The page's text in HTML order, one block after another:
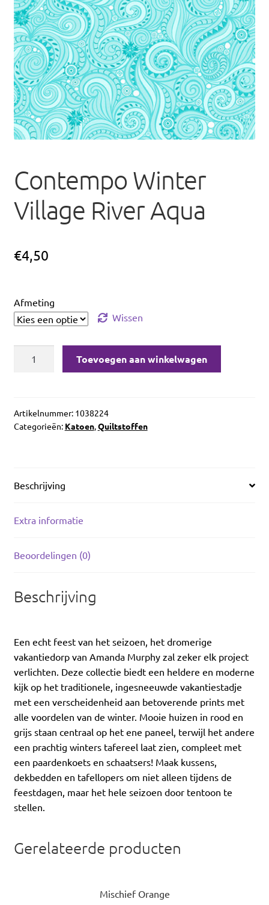
Contempo Winter
Village River Aqua
€4,50
Afmeting
Wissen
Winter
Aqua
aantal
Toevoegen aan winkelwagen
Artikelnummer: 1038224
Categorieën: Katoen,Quiltstoffen
Beschrijving
Extra informatie
Beoordelingen (0)
Beschrijving
Een echt feest van het seizoen, het dromerige
vakantiedorp van Amanda Murphy zal zeker elk project
verlichten. Deze collectie biedt een heldere en moderne
kijk op het traditionele, ingesneeuwde vakantiestadje
met een verscheidenheid aan betoverende prints met
alle voordelen van de winter. Mooie huizen in rood en
grijs staan centraal op het ene paneel, terwijl het andere
een prachtig winters tafereel laat zien, compleet met
een paardenkoets en schaatsers! Maak kussens,
dekbedden en tafellopers om niet alleen tijdens de
feestdagen, maar het hele seizoen door tentoon te
stellen.
Gerelateerde producten
Mischief Orange